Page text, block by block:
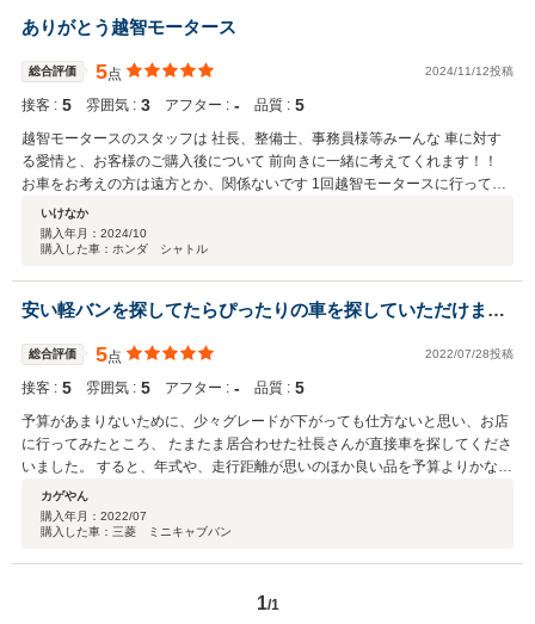
ありがとう越智モータース
総合評価 5点 2024/11/12投稿
接客 : 5 雰囲気 : 3 アフター : ‐ 品質 : 5
越智モータースのスタッフは 社長、整備士、事務員様等みーんな 車に対す
る愛情と、お客様のご購入後について 前向きに一緒に考えてくれます！！
お車をお考えの方は遠方とか、関係ないです 1回越智モータースに行って下
さいいけなか
購入年月： 2024/10
購入した車：ホンダ シャトル
安い軽バンを探してたらぴったりの車を探していただけまし
総合評価 5点 2022/07/28投稿
接客 : 5 雰囲気 : 5 アフター : ‐ 品質 : 5
予算があまりないために、少々グレードが下がっても仕方ないと思い、お店
に行ってみたところ、 たまたま居合わせた社長さんが直接車を探してくださ
いました。 すると、年式や、走行距離が思いのほか良い品を予算よりかなり
安く売っていただけることになり。とんとん拍子に決まり、初来店から2週
間以内に納車という素晴らしい早さで買わせていただけました。 車体のメン
テナンスもばっちりやっていただけており、車検済の状態で受け取ることが
よりも社長が元気ハツラツで気さくな方だったので、とても気持ちよく商談
カゲやん
購入年月： 2022/07
購入した車：三菱 ミニキャブバン
1/1